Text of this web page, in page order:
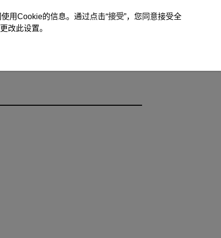
用Cookie的信息。通过点击“接受”，您同意接受全
改此设置。